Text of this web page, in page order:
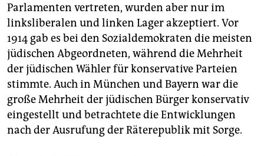
Parlamenten vertreten, wurden aber nur im
linksliberalen und linken Lager akzeptiert. Vor
1914 gab es bei den Sozialdemokraten die meisten
jüdischen Abgeordneten, während die Mehrheit
der jüdischen Wähler für konservative Parteien
stimmte. Auch in München und Bayern war die
große Mehrheit der jüdischen Bürger konservativ
eingestellt und betrachtete die Entwicklungen
nach der Ausrufung der ­Räterepublik mit Sorge.